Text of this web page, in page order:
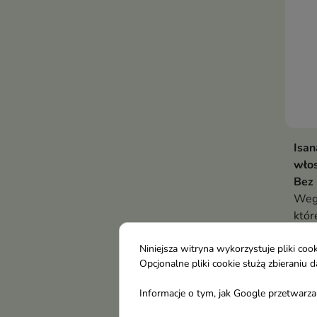
Niniejsza witryna wykorzystuje pliki
Opcjonalne pliki cookie służą
Informacje o tym, jak Google